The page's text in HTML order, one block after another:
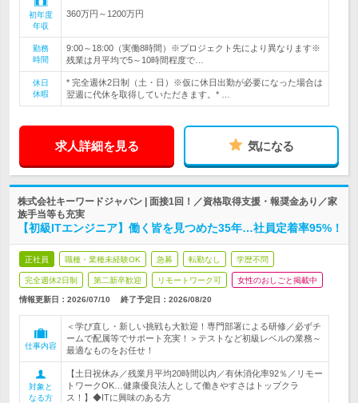
初年度
年収
360万円～1200万円
勤務
時間
9:00～18:00（実働8時間）※プロジェクト先により異なります※
残業は月平均で5～10時間程度で…
休日
休暇
* 完全週休2日制（土・日）※仮に休日出勤が必要になった場合は
翌週に代休を取得していただきます。* …
求人詳細を見る 気になる
株式会社キーワードジャパン | 面接1回！／資格取得支援・報奨金あり／家
族手当等も充実
【初級ITエンジニア】働く皆を見つめた35年…社員定着率95%！
正社員 職種・業種未経験OK 急募 転勤なし 学歴不問
完全週休2日制 第二新卒歓迎 リモートワーク可 女性のおしごと掲載中
情報更新日：2026/07/10 終了予定日： 2026/08/20
仕事内容
＜学び直し・新しい挑戦も大歓迎！専門部署による研修／必ずチ
ームで配属等でサポート充実！＞テストなど初級レベルの業務～
最適なものをお任せ！
対象と
なる方
【土日祝休み／残業月平均20時間以内／有休消化率92％／リモー
トワークOK…健康優良法人として働きやすさはトップクラ
ス！】◆ITに興味のある方